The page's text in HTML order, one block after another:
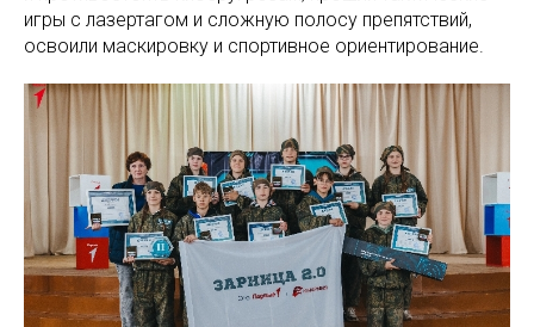
игры с лазертагом и сложную полосу препятствий,
освоили маскировку и спортивное ориентирование.